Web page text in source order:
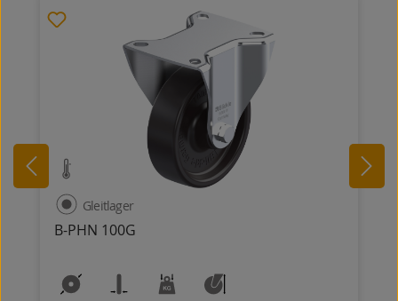
B-PHN 100G
Gleitlager